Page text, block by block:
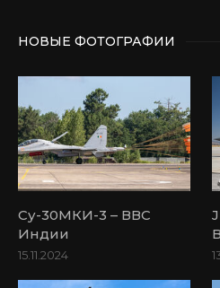
НОВЫЕ ФОТОГРАФИИ
Су-30МКИ-3 – ВВС
Индии
15.11.2024